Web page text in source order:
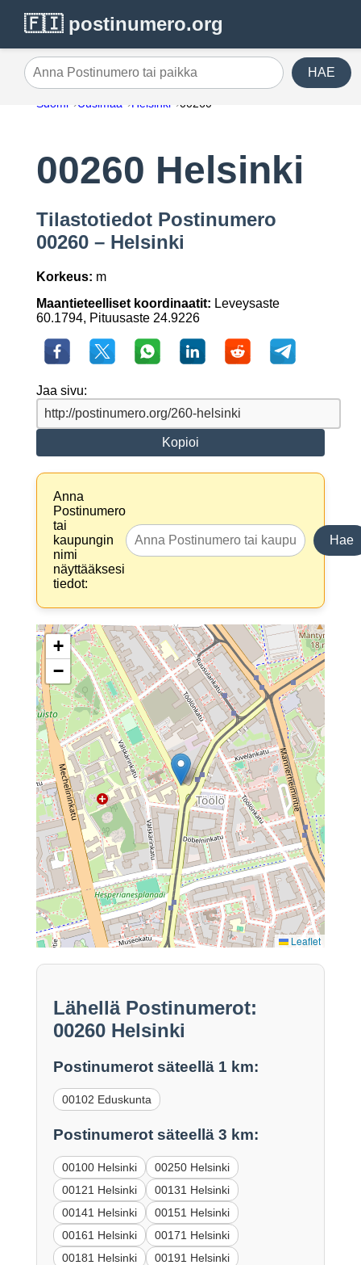
🇫🇮 postinumero.org
Anna Postinumero tai paikka HAE
Suomi Uusimaa Helsinki 00260
00260 Helsinki
Tilastotiedot Postinumero
00260 – Helsinki
Korkeus: m
Maantieteelliset koordinaatit: Leveysaste
60.1794, Pituusaste 24.9226
Jaa sivu:
Kopioi
Anna
Postinumero
tai
kaupungin
nimi
näyttääksesi
tiedot:
Hae
+
−
Leaflet
Lähellä Postinumerot:
00260 Helsinki
Postinumerot säteellä 1 km:
00102 Eduskunta
Postinumerot säteellä 3 km:
00100 Helsinki
00250 Helsinki
00121 Helsinki
00131 Helsinki
00141 Helsinki
00151 Helsinki
00161 Helsinki
00171 Helsinki
00181 Helsinki
00191 Helsinki